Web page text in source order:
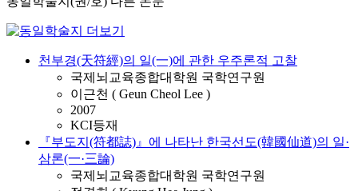
천부경(天符經)의 일(一)에 관한 우주론적 고찰
국제뇌교육종합대학원 국학연구원
이근천 ( Geun Cheol Lee )
2007
KCI등재
『부도지(符都誌)』에 나타난 한국선도(韓國仙道)의 일·
삼론(一·三論)
국제뇌교육종합대학원 국학연구원